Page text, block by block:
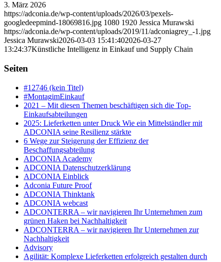
3. März 2026
https://adconia.de/wp-content/uploads/2026/03/pexels-
googledeepmind-18069816.jpg 1080 1920 Jessica Murawski
https://adconia.de/wp-content/uploads/2019/11/adconiagrey_-1.jpg
Jessica Murawski2026-03-03 15:41:402026-03-27
13:24:37Künstliche Intelligenz in Einkauf und Supply Chain
Seiten
#12746 (kein Titel)
#MontagimEinkauf
2021 – Mit diesen Themen beschäftigen sich die Top-
Einkaufsabteilungen
2025: Lieferketten unter Druck Wie ein Mittelständler mit
ADCONIA seine Resilienz stärkte
6 Wege zur Steigerung der Effizienz der
Beschaffungsabteilung
ADCONIA Academy
ADCONIA Datenschutzerklärung
ADCONIA Einblick
Adconia Future Proof
ADCONIA Thinktank
ADCONIA webcast
ADCONTERRA – wir navigieren Ihr Unternehmen zum
grünen Haken bei Nachhaltigkeit
ADCONTERRA – wir navigieren Ihr Unternehmen zur
Nachhaltigkeit
Advisory
Agilität: Komplexe Lieferketten erfolgreich gestalten durch